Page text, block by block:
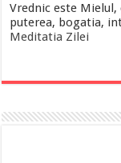
Vrednic este
puterea, bogatia,
Meditatia Zilei